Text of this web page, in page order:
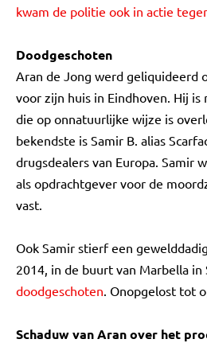
kwam de politie ook in actie
Doodgeschoten
Aran de Jong werd geliquideerd
voor zijn huis in Eindhoven. Hij
die op onnatuurlijke wijze is
bekendste is Samir B. alias
drugsdealers van Europa. Samir
als opdrachtgever voor de
vast.
Ook Samir stierf een
2014, in de buurt van Marbella in
doodgeschoten. Onopgelost tot
Schaduw van Aran over het